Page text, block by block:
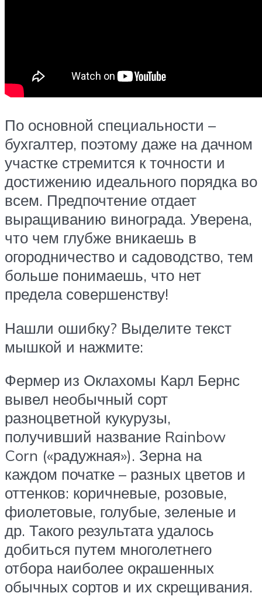
По основной специальности –
бухгалтер, поэтому даже на дачном
участке стремится к точности и
достижению идеального порядка во
всем. Предпочтение отдает
выращиванию винограда. Уверена,
что чем глубже вникаешь в
огородничество и садоводство, тем
больше понимаешь, что нет
предела совершенству!
Нашли ошибку? Выделите текст
мышкой и нажмите:
Фермер из Оклахомы Карл Бернс
вывел необычный сорт
разноцветной кукурузы,
получивший название Rainbow
Corn («радужная»). Зерна на
каждом початке – разных цветов и
оттенков: коричневые, розовые,
фиолетовые, голубые, зеленые и
др. Такого результата удалось
добиться путем многолетнего
отбора наиболее окрашенных
обычных сортов и их скрещивания.